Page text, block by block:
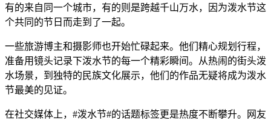
有的来自同一个城市，有的则是跨越千山万水，因为泼水节这
个共同的节日而走到了一起。
一些旅游博主和摄影师也开始忙碌起来。他们精心规划行程，
准备用镜头记录下泼水节的每一个精彩瞬间。从热闹的街头泼
水场景，到独特的民族文化展示，他们的作品无疑将成为泼水
节最美的见证。
在社交媒体上，#泼水节#的话题标签更是热度不断攀升。网友